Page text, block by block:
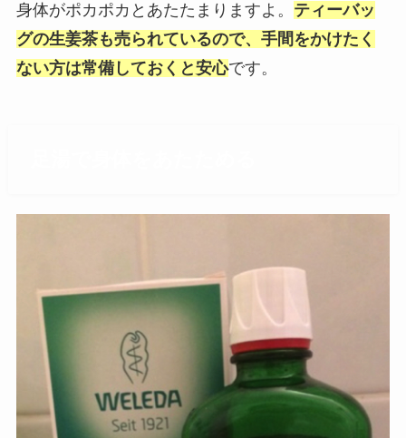
身体がポカポカとあたたまりますよ。 ティーバッ
グの生姜茶も売られているので、手間をかけたく
ない方は常備しておくと安心です。